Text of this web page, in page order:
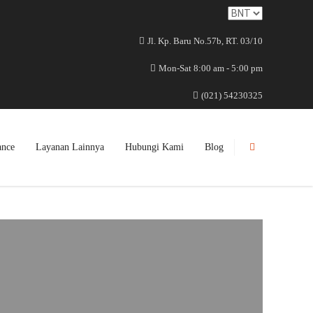
Jl. Kp. Baru No.57b, RT. 03/10
Mon-Sat 8:00 am - 5:00 pm
(021) 54230325
Layanan Lainnya Hubungi Kami Blog